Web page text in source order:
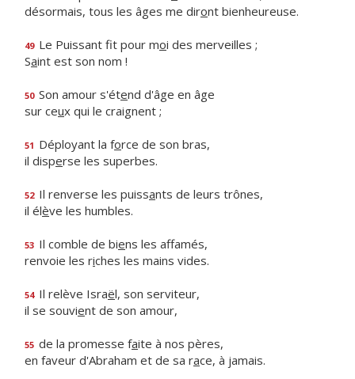
désormais, tous les âges me diront bienheureuse.
49 Le Puissant fit pour moi des merveilles ;
Saint est son nom !
50 Son amour s'étend d'âge en âge
sur ceux qui le craignent ;
51 Déployant la force de son bras,
il disperse les superbes.
52 Il renverse les puissants de leurs trônes,
il élève les humbles.
53 Il comble de biens les affamés,
renvoie les riches les mains vides.
54 Il relève Israël, son serviteur,
il se souvient de son amour,
55 de la promesse faite à nos pères,
en faveur d'Abraham et de sa race, à jamais.